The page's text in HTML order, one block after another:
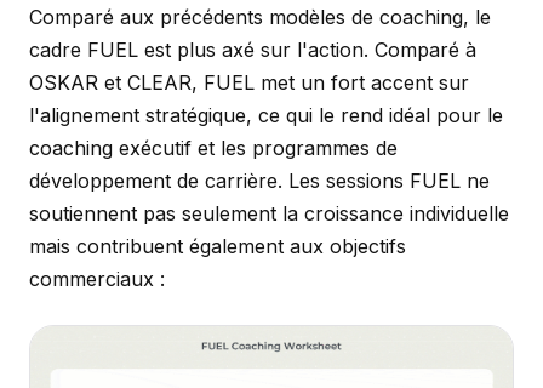
Comparé aux précédents modèles de coaching, le
cadre FUEL est plus axé sur l'action. Comparé à
OSKAR et CLEAR, FUEL met un fort accent sur
l'alignement stratégique, ce qui le rend idéal pour le
coaching exécutif et les programmes de
développement de carrière. Les sessions FUEL ne
soutiennent pas seulement la croissance individuelle
mais contribuent également aux objectifs
commerciaux :